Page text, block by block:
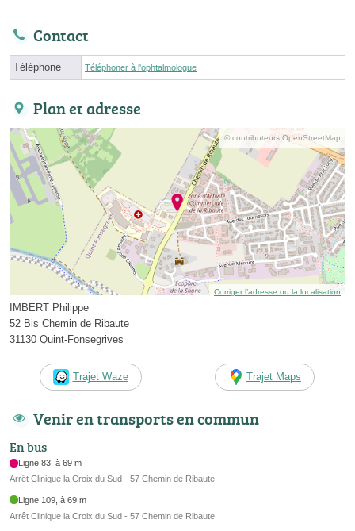
Contact
Téléphone Téléphoner à l'ophtalmologue
Plan et adresse
© contributeurs OpenStreetMap
Corriger l’adresse ou la localisation
IMBERT Philippe
52 Bis Chemin de Ribaute
31130 Quint-Fonsegrives
Trajet Waze Trajet Maps
Venir en transports en commun
En bus
Ligne 83, à 69 m
Arrêt Clinique la Croix du Sud - 57 Chemin de Ribaute
Ligne 109, à 69 m
Arrêt Clinique la Croix du Sud - 57 Chemin de Ribaute